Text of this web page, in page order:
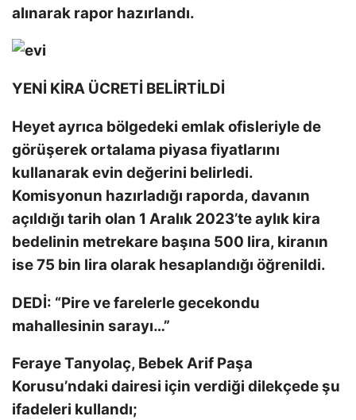
alınarak rapor hazırlandı.
YENİ KİRA ÜCRETİ BELİRTİLDİ
Heyet ayrıca bölgedeki emlak ofisleriyle de
görüşerek ortalama piyasa fiyatlarını
kullanarak evin değerini belirledi.
Komisyonun hazırladığı raporda, davanın
açıldığı tarih olan 1 Aralık 2023’te aylık kira
bedelinin metrekare başına 500 lira, kiranın
ise 75 bin lira olarak hesaplandığı öğrenildi.
DEDİ: “Pire ve farelerle gecekondu
mahallesinin sarayı…”
Feraye Tanyolaç, Bebek Arif Paşa
Korusu’ndaki dairesi için verdiği dilekçede şu
ifadeleri kullandı;